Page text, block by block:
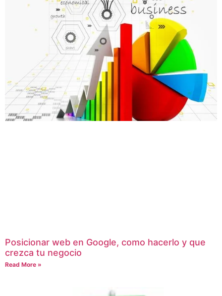
Posicionar web en Google, como hacerlo y que
crezca tu negocio
Read More »